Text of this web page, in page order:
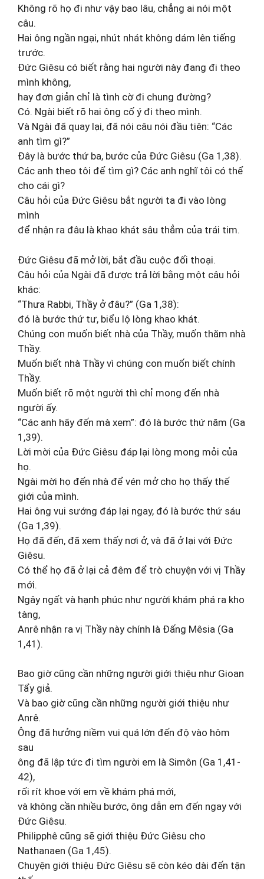
Không rõ họ đi như vậy bao lâu, chẳng ai nói một
câu.
Hai ông ngần ngại, nhút nhát không dám lên tiếng
trước.
Đức Giêsu có biết rằng hai người này đang đi theo
mình không,
hay đơn giản chỉ là tình cờ đi chung đường?
Có. Ngài biết rõ hai ông cố ý đi theo mình.
Và Ngài đã quay lại, đã nói câu nói đầu tiên: “Các
anh tìm gì?”
Đây là bước thứ ba, bước của Đức Giêsu (Ga 1,38).
Các anh theo tôi để tìm gì? Các anh nghĩ tôi có thể
cho cái gì?
Câu hỏi của Đức Giêsu bắt người ta đi vào lòng
mình
để nhận ra đâu là khao khát sâu thẳm của trái tim.
Đức Giêsu đã mở lời, bắt đầu cuộc đối thoại.
Câu hỏi của Ngài đã được trả lời bằng một câu hỏi
khác:
“Thưa Rabbi, Thầy ở đâu?” (Ga 1,38):
đó là bước thứ tư, biểu lộ lòng khao khát.
Chúng con muốn biết nhà của Thầy, muốn thăm nhà
Thầy.
Muốn biết nhà Thầy vì chúng con muốn biết chính
Thầy.
Muốn biết rõ một người thì chỉ mong đến nhà
người ấy.
“Các anh hãy đến mà xem”: đó là bước thứ năm (Ga
1,39).
Lời mời của Đức Giêsu đáp lại lòng mong mỏi của
họ.
Ngài mời họ đến nhà để vén mở cho họ thấy thế
giới của mình.
Hai ông vui sướng đáp lại ngay, đó là bước thứ sáu
(Ga 1,39).
Họ đã đến, đã xem thấy nơi ở, và đã ở lại với Đức
Giêsu.
Có thể họ đã ở lại cả đêm để trò chuyện với vị Thầy
mới.
Ngây ngất và hạnh phúc như người khám phá ra kho
tàng,
Anrê nhận ra vị Thầy này chính là Đấng Mêsia (Ga
1,41).
Bao giờ cũng cần những người giới thiệu như Gioan
Tẩy giả.
Và bao giờ cũng cần những người giới thiệu như
Anrê.
Ông đã hưởng niềm vui quá lớn đến độ vào hôm
sau
ông đã lập tức đi tìm người em là Simôn (Ga 1,41-
42),
rối rít khoe với em về khám phá mới,
và không cần nhiều bước, ông dẫn em đến ngay với
Đức Giêsu.
Philipphê cũng sẽ giới thiệu Đức Giêsu cho
Nathanaen (Ga 1,45).
Chuyện giới thiệu Đức Giêsu sẽ còn kéo dài đến tận